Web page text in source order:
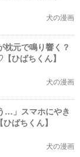
犬の漫画
枕元で鳴り響く？
ひばちくん】
犬の漫画
…」スマホにやき
ばちくん】
犬の漫画